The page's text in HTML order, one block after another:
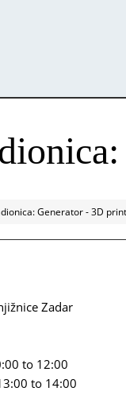
Generator - 3D
Zadar
to 12:00
to 14:00